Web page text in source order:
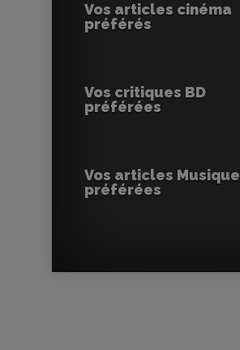
Vos articles cinéma
préférés
Vos critiques BD
préférées
Vos articles Musique
préférées